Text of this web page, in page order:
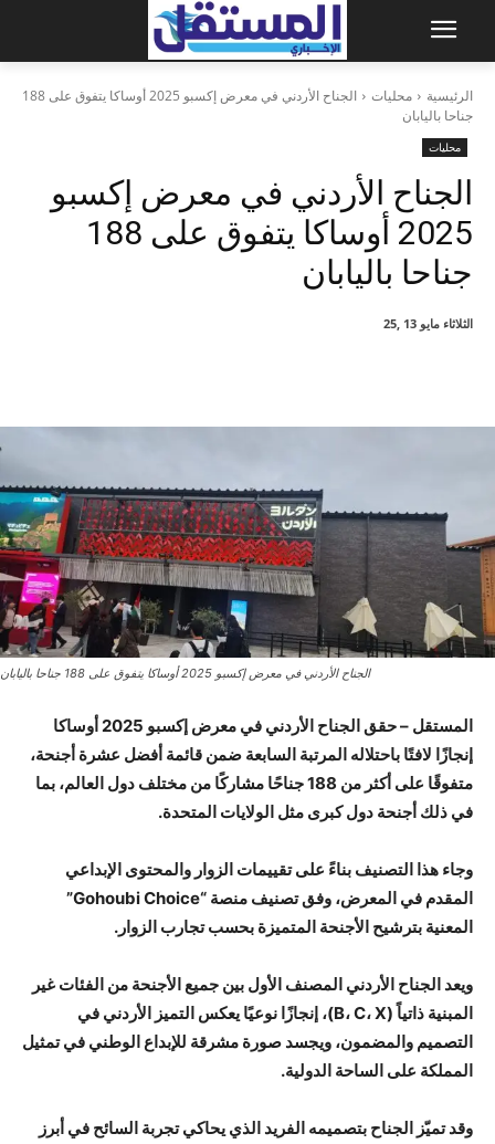
الرئيسية محليات
الجناح الأردني في معرض إكسبو 2025 أوساكا يتفوق على 188
جناحا باليابان
محليات
الجناح الأردني في معرض إكسبو
2025 أوساكا يتفوق على 188
جناحا باليابان
الثلاثاء مايو 13 ,25
الجناح الأردني في معرض إكسبو 2025 أوساكا يتفوق على 188 جناحا باليابان
المستقل –
حقق الجناح الأردني في معرض إكسبو 2025 أوساكا
إنجازًا لافتًا باحتلاله المرتبة السابعة ضمن قائمة أفضل عشرة أجنحة،
متفوقًا على أكثر من 188 جناحًا مشاركًا من مختلف دول العالم، بما
في ذلك أجنحة دول كبرى مثل الولايات المتحدة.
وجاء هذا التصنيف بناءً على تقييمات الزوار والمحتوى الإبداعي
المقدم في المعرض، وفق تصنيف منصة “Gohoubi Choice”
المعنية بترشيح الأجنحة المتميزة بحسب تجارب الزوار.
ويعد الجناح الأردني المصنف الأول بين جميع الأجنحة من الفئات غير
المبنية ذاتياً (B، C، X)، إنجازًا نوعيًا يعكس التميز الأردني في
التصميم والمضمون، ويجسد صورة مشرقة للإبداع الوطني في تمثيل
المملكة على الساحة الدولية.
وقد تميّز الجناح بتصميمه الفريد الذي يحاكي تجربة السائح في أبرز